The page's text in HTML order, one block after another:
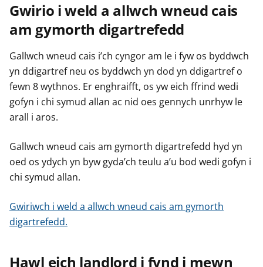
Gwirio i weld a allwch wneud cais
am gymorth digartrefedd
Gallwch wneud cais i’ch cyngor am le i fyw os byddwch
yn ddigartref neu os byddwch yn dod yn ddigartref o
fewn 8 wythnos. Er enghraifft, os yw eich ffrind wedi
gofyn i chi symud allan ac nid oes gennych unrhyw le
arall i aros.
Gallwch wneud cais am gymorth digartrefedd hyd yn
oed os ydych yn byw gyda’ch teulu a’u bod wedi gofyn i
chi symud allan.
Gwiriwch i weld a allwch wneud cais am gymorth
digartrefedd.
Hawl eich landlord i fynd i mewn